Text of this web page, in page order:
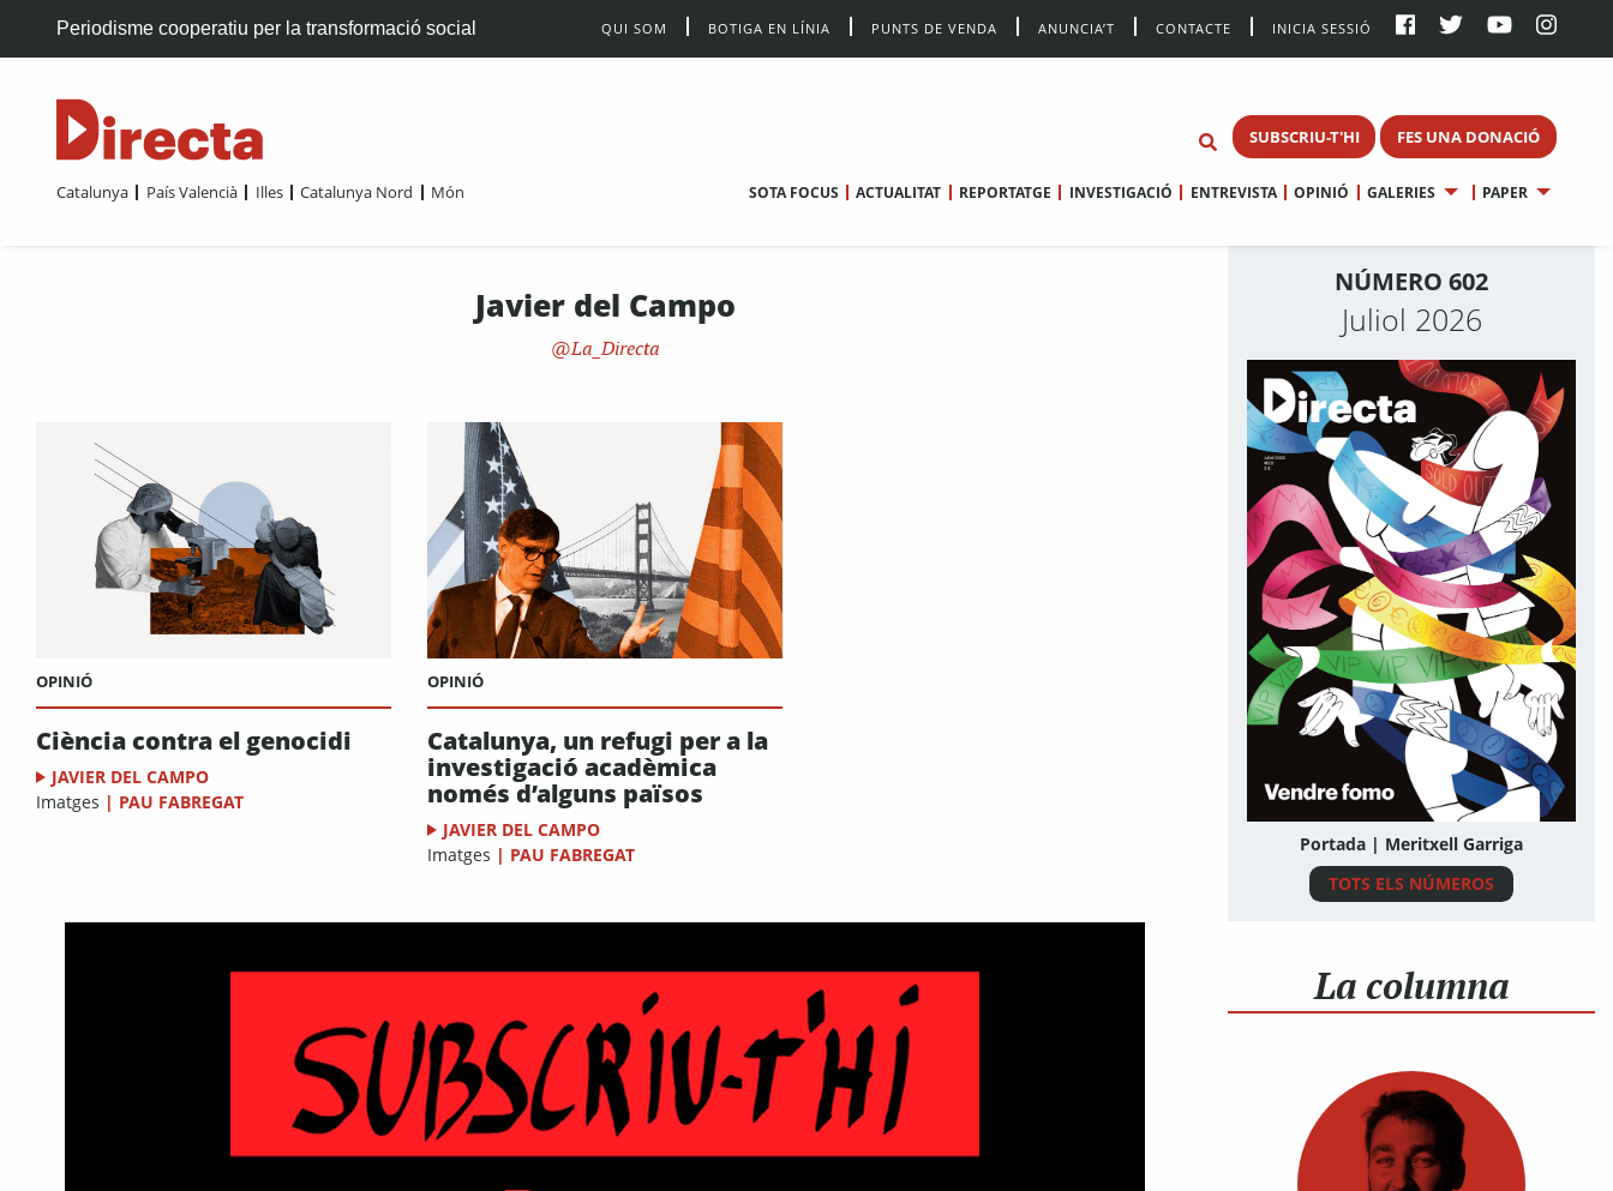
Periodisme cooperatiu per la transformació social QUI SOM BOTIGA EN LÍNIA PUNTS DE VENDA ANUNCIA’T CONTACTE INICIA SESSIÓ
SUBSCRIU-T'HI FES UNA DONACIÓ
Catalunya País Valencià Illes Catalunya Nord Món SOTA FOCUS ACTUALITAT REPORTATGE INVESTIGACIÓ ENTREVISTA OPINIÓ GALERIES PAPER
Javier del Campo
La_Directa
OPINIÓ
Ciència contra el genocidi
JAVIER DEL CAMPO
Imatges | PAU FABREGAT
OPINIÓ
Catalunya, un refugi per a la
investigació acadèmica
només d’alguns països
JAVIER DEL CAMPO
Imatges | PAU FABREGAT
NÚMERO 602
Juliol 2026
Portada | Meritxell Garriga
TOTS ELS NÚMEROS
La columna